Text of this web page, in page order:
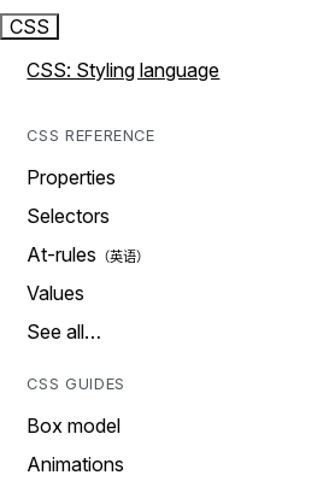
CSS
CSS: Styling language
CSS REFERENCE
Properties
Selectors
At-rules
Values
See all…
CSS GUIDES
Box model
Animations